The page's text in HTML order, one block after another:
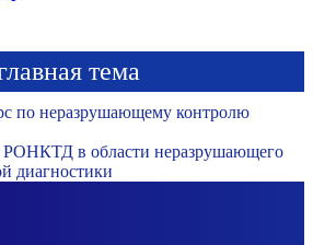
тема
по неразрушающему контролю
РОНКТД в области неразрушающего
диагностики